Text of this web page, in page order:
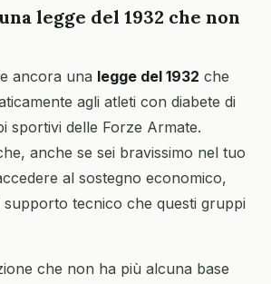
legge del 1932 che non
ancora una legge del 1932 che
agli atleti con diabete di
sportivi delle Forze Armate.
anche se sei bravissimo nel tuo
al sostegno economico,
tecnico che questi gruppi
che non ha più alcuna base